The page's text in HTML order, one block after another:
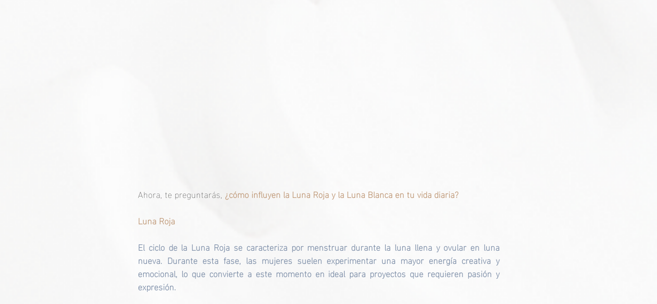
Ahora, te preguntarás, ¿cómo influyen la Luna Roja y la Luna Blanca en tu vida diaria?
Luna Roja
El ciclo de la Luna Roja se caracteriza por menstruar durante la luna llena y ovular en luna
nueva. Durante esta fase, las mujeres suelen experimentar una mayor energía creativa y
emocional, lo que convierte a este momento en ideal para proyectos que requieren pasión y
expresión.